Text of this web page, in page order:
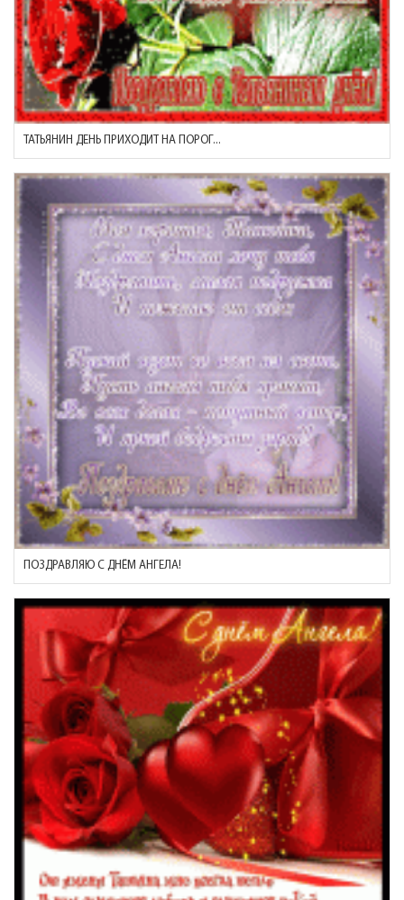
ТАТЬЯНИН ДЕНЬ ПРИХОДИТ НА ПОРОГ...
ПОЗДРАВЛЯЮ С ДНЁМ АНГЕЛА!